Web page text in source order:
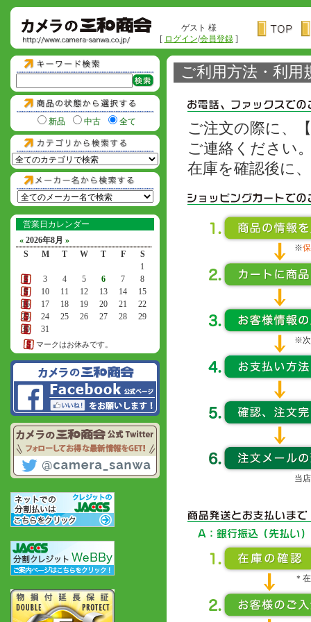
ゲスト 様
[ ログイン/会員登録]
新品 中古 全て
営業日カレンダー
« 2026年8月 »
S
M T W T F
S
1
2
3 4 5 6 7
8
9
10 11 12 13 14
15
16
17 18 19 20 21
22
23
24 25 26 27 28
29
30
31
マークはお休みです。
ご利用方法・利用
ご注文の際に、
ご連絡ください
在庫を確認後に
※
※次
当
＊